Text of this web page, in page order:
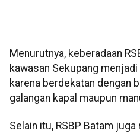
Menurutnya, keberadaan
kawasan Sekupang
karena berdekatan dengan
galangan kapal maupun
Selain itu, RSBP Batam